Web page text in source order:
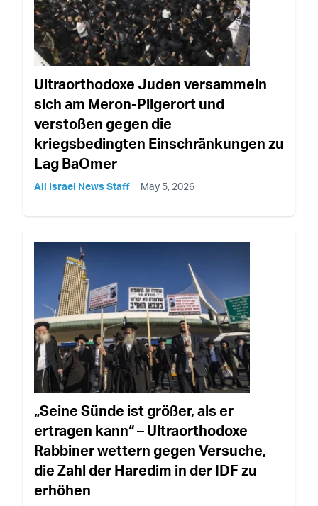
Ultraorthodoxe Juden versammeln
sich am Meron-Pilgerort und
verstoßen gegen die
kriegsbedingten Einschränkungen zu
Lag BaOmer
All Israel News Staff May 5, 2026
„Seine Sünde ist größer, als er
ertragen kann“ – Ultraorthodoxe
Rabbiner wettern gegen Versuche,
die Zahl der Haredim in der IDF zu
erhöhen